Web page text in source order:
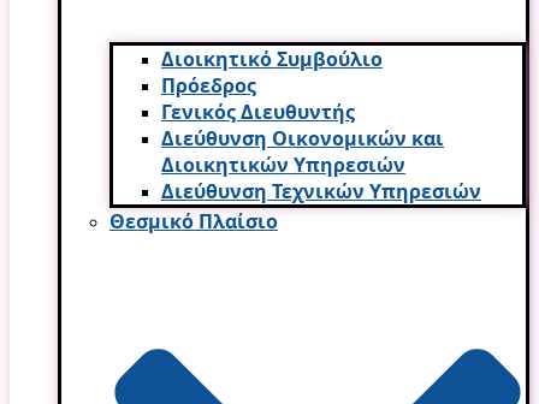
Διοικητικό Συμβούλιο
Πρόεδρος
Γενικός Διευθυντής
Διεύθυνση Οικονομικών και
Διοικητικών Υπηρεσι­ών
Διεύθυνση Τεχνικών Υπηρεσιών
Θεσμικό Πλαίσιο